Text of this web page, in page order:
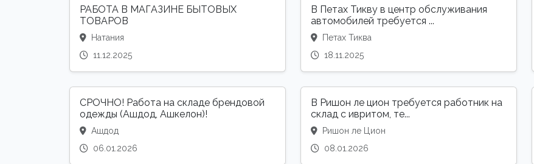
РАБОТА В МАГАЗИНЕ БЫТОВЫХ
ТОВАРОВ
Натания
11.12.2025
В Петах Тикву в центр обслуживания
автомобилей требуется ...
Петах Тиква
18.11.2025
СРОЧНО! Работа на складе брендовой
одежды (Ашдод, Ашкелон)!
Ашдод
06.01.2026
В Ришон ле цион требуется работник на
склад с ивритом, те...
Ришон ле Цион
08.01.2026